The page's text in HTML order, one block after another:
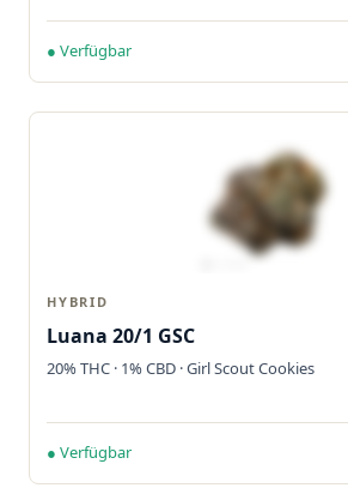
● Verfügbar
HYBRID
Luana 20/1 GSC
20% THC · 1% CBD · Girl Scout Cookies
● Verfügbar